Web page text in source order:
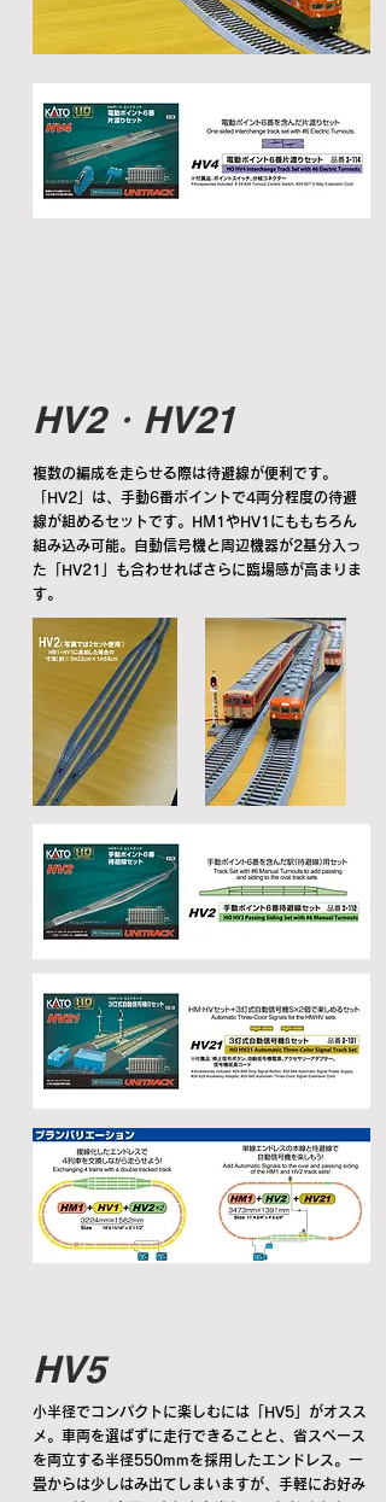
HV2・HV21
複数の編成を走らせる際は待避線が便利です。
「HV2」は、手動6番ポイントで4両分程度の待避
線が組めるセットです。HM1やHV1にももちろん
組み込み可能。自動信号機と周辺機器が2基分入っ
た「HV21」も合わせればさらに臨場感が高まりま
す。
HV5
小半径でコンパクトに楽しむには「HV5」がオスス
メ。車両を選ばずに走行できることと、省スペース
を両立する半径550mmを採用したエンドレス。一
畳からは少しはみ出てしまいますが、手軽にお好み